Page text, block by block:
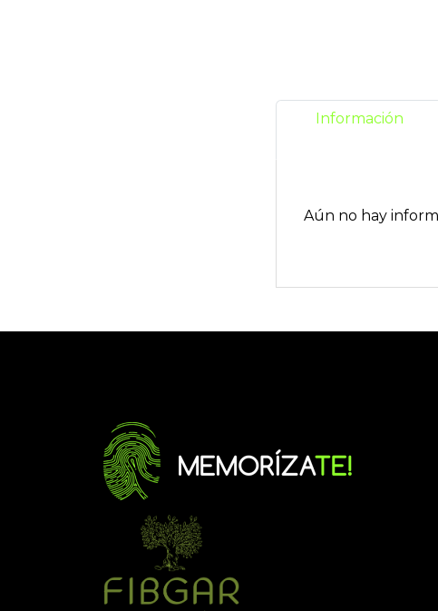
Información
Aún no hay